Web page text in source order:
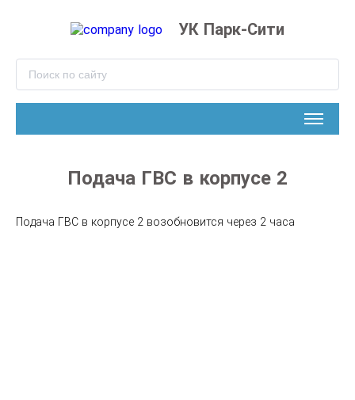
УК Парк-Сити
Подача ГВС в корпусе 2
Подача ГВС в корпусе 2 возобновится через 2 часа